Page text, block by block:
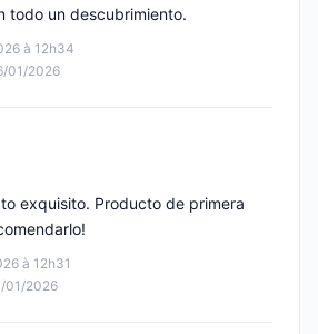
à 12h34
01/2026
todo un descubrimiento.
à 12h31
01/2026
exquisito. Producto de primera